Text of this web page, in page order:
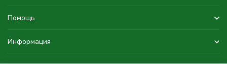
Помощь
Информация